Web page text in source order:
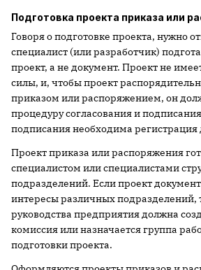
Подготовка проекта приказа или
Говоря о подготовке проекта, нужно
специалист (или разработчик)
проект, а не документ. Проект не
силы, и, чтобы проект
приказом или распоряжением, он
процедуру согласования и
подписания необходима регистрация
Проект приказа или распоряжения
специалистом или специалистами
подразделений. Если проект
интересы различных
руководства предприятия должна
комиссия или назначается группа
подготовки проекта.